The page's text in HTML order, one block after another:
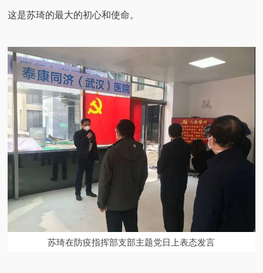
这是苏琦的最大的初心和使命。
苏琦在防疫指挥部支部主题党日上表态发言